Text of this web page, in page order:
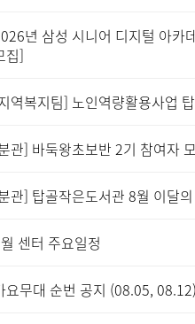
년 삼성 시니어 디지털 아카
집]
역복지팀] 노인역량활용사업
관] 바둑왕초보반 2기 참여자
관] 탑골작은도서관 8월 이달
센터 주요일정
요무대 순번 공지 (08.05, 08.12)